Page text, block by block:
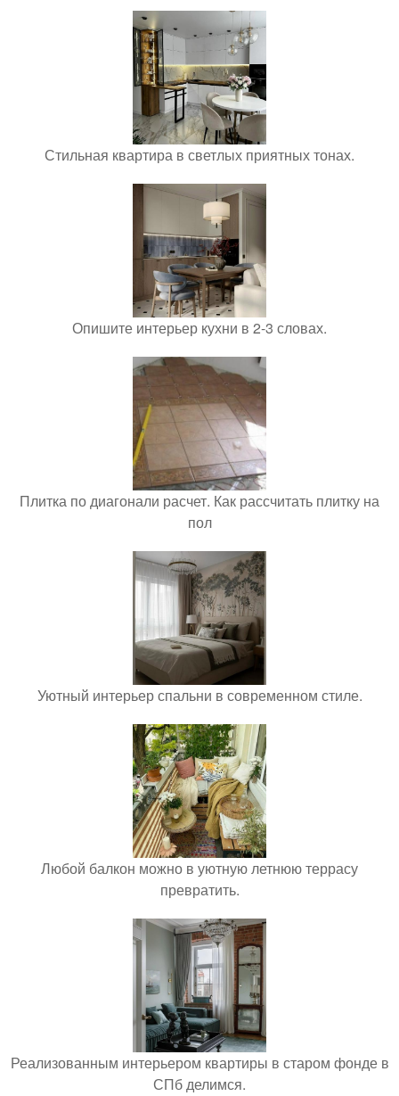
Стильная квартира в светлых приятных тонах.
Опишите интерьер кухни в 2-3 словах.
Плитка по диагонали расчет. Как рассчитать плитку на
пол
Уютный интерьер спальни в современном стиле.
Любой балкон можно в уютную летнюю террасу
превратить.
Реализованным интерьером квартиры в старом фонде в
СПб делимся.